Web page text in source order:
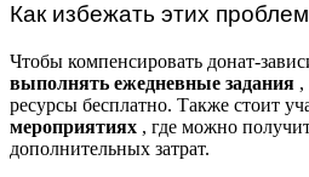
Как избежать этих проблем
Чтобы компенсировать донат-
выполнять ежедневные задания ,
ресурсы бесплатно. Также стоит
мероприятиях , где можно
дополнительных затрат.